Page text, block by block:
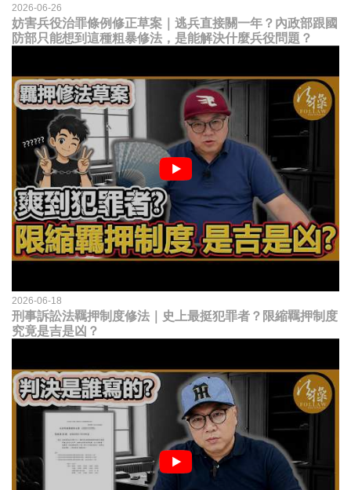
2026-06-26
妨害兵役治罪條例修正草案｜逃兵直接關一年？內政部跟國
防部只能想到這種粗暴修法，是能解決什麼兵役問題？
2026-06-18
刑事訴訟法羈押制度修法｜史上最挺犯罪者？限縮羈押制度
究竟是吉是凶？